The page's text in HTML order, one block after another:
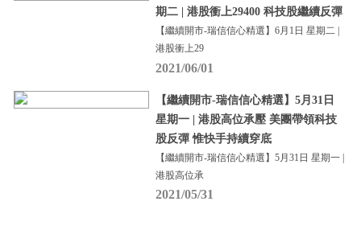
期二 | 港股衝上29400 科技股繼續反彈
【繼續開市-瑞信信心精選】6月1日 星期二 |
港股衝上29
2021/06/01
【繼續開市-瑞信信心精選】5月31日
星期一 | 港股高位承壓 美團帶領科技
股反彈 惟快手持續穿底
【繼續開市-瑞信信心精選】5月31日 星期一 |
港股高位承
2021/05/31